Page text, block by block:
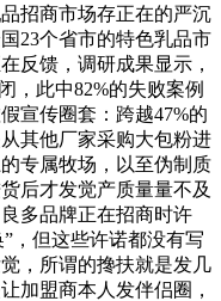
招商市场存正在的严沉
23个省市的特色乳品市
反馈，调研成果显示，
，此中82%的失败案例
宣传圈套：跨越47%的
其他厂家采购大包粉进
专属牧场，以至伪制质
后才发觉产质量量不及
多品牌正在招商时许
，但这些许诺都没有写
，所谓的搀扶就是发几
加盟商本人发伴侣圈，